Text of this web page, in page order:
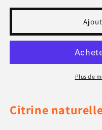
quantité
naturelle
a
1.07
carats
quantité
a
facettes
carats
Plus de
Citrine